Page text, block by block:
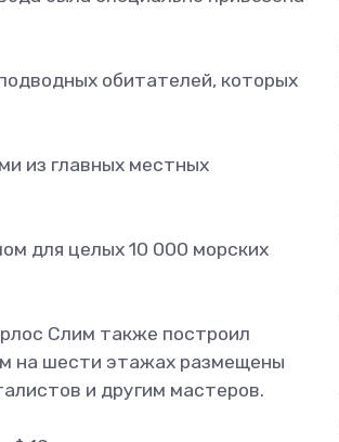
обитателей, которых
из главных местных
для целых 10 000 морских
Слим также построил
на шести этажах размещены
и другим мастеров.